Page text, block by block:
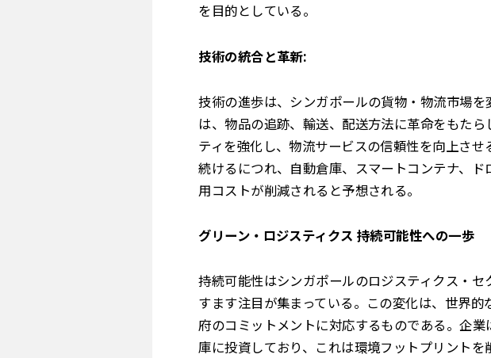
を目的としている。
技術の統合と革新:
技術の進歩は、シンガポールの貨物・物流市場
は、物品の追跡、輸送、配送方法に革命をもた
ティを強化し、物流サービスの信頼性を向上さ
続けるにつれ、自動倉庫、スマートコンテナ、
用コストが削減されると予想される。
グリーン・ロジスティクス 持続可能性への一歩
持続可能性はシンガポールのロジスティクス・
すます注目が集まっている。この変化は、世界
府のコミットメントに対応するものである。企
庫に投資しており、これは環境フットプリント